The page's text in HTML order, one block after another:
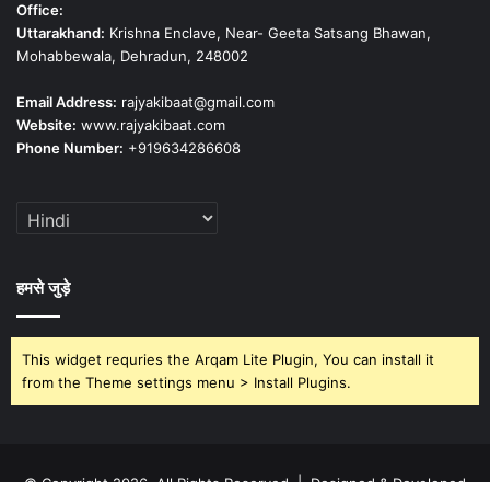
Office:
Uttarakhand: Krishna Enclave, Near- Geeta Satsang Bhawan,
Mohabbewala, Dehradun, 248002
Email Address: rajyakibaat@gmail.com
Website: www.rajyakibaat.com
Phone Number: +919634286608
हमसे जुड़े
This widget requries the Arqam Lite Plugin, You can install it
from the Theme settings menu > Install Plugins.